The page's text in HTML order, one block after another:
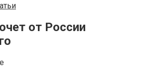
от России